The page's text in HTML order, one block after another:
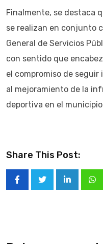
Finalmente, se destaca
se realizan en conjunto
General de Servicios
con sentido que
el compromiso de
al mejoramiento de la
deportiva en el
Share This Post:
LinkedIn